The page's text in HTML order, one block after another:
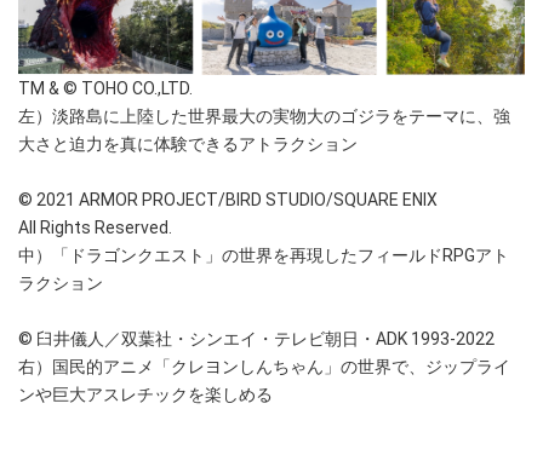
TM & © TOHO CO.,LTD.
左）淡路島に上陸した世界最大の実物大のゴジラをテーマに、強
大さと迫力を真に体験できるアトラクション
© 2021 ARMOR PROJECT/BIRD STUDIO/SQUARE ENIX
All Rights Reserved.
中）「ドラゴンクエスト」の世界を再現したフィールドRPGアト
ラクション
© 臼井儀人／双葉社・シンエイ・テレビ朝日・ADK 1993-2022
右）国民的アニメ「クレヨンしんちゃん」の世界で、ジップライ
ンや巨大アスレチックを楽しめる